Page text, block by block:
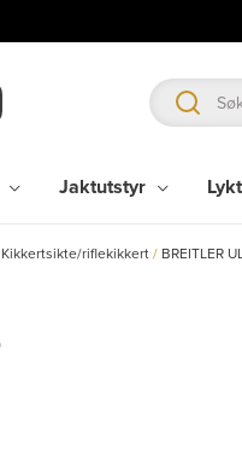
Jaktutstyr
Kikkertsikte/riflekikkert / BREITLER